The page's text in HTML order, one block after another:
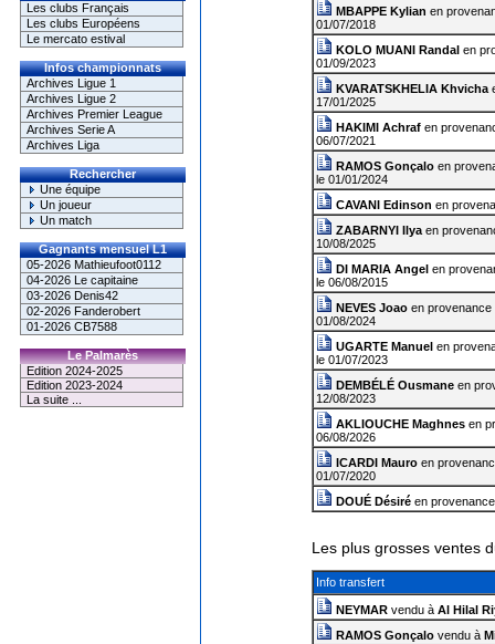
Les clubs Français
Les clubs Européens
Le mercato estival
Infos championnats
Archives Ligue 1
Archives Ligue 2
Archives Premier League
Archives Serie A
Archives Liga
Rechercher
Une équipe
Un joueur
Un match
Gagnants mensuel L1
05-2026 Mathieufoot0112
04-2026 Le capitaine
03-2026 Denis42
02-2026 Fanderobert
01-2026 CB7588
Le Palmarès
Edition 2024-2025
Edition 2023-2024
La suite ...
MBAPPE Kylian en
01/07/2018
KOLO MUANI Randalen
01/09/2023
KVARATSKHELIA Khvicha
17/01/2025
HAKIMI Achrafen
06/07/2021
RAMOS Gonçaloen
le 01/01/2024
CAVANI Edinson en
ZABARNYI Ilyaen
10/08/2025
DI MARIA Angelen
le 06/08/2015
NEVES Joaoen provenance
01/08/2024
UGARTE Manuelen
le 01/07/2023
DEMBÉLÉ Ousmaneen
12/08/2023
AKLIOUCHE Maghnesen
06/08/2026
ICARDI Mauroen
01/07/2020
DOUÉ Désiréen
Les plus grosses ventes
Info transfert
NEYMARvendu à Al Hilal
RAMOS Gonçalovendu à